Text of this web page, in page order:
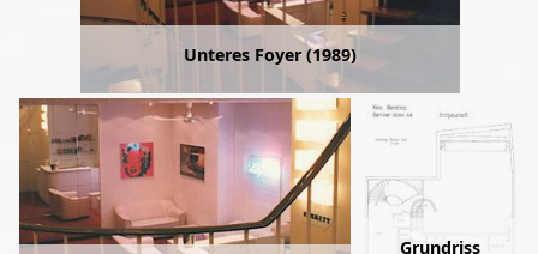
Unteres Foyer (1989)
Grundriss